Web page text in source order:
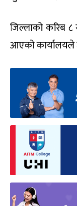
जिल्लाको करिब
आएको कार्यालयले